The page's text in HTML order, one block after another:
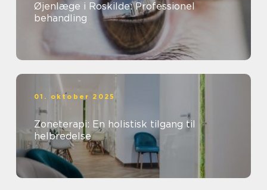
Øjenlæge i Roskilde: Professionel
behandling
01. oktober 2025
Zoneterapi: En holistisk tilgang til
helbredelse